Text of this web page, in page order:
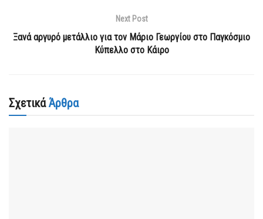
Next Post
Ξανά αργυρό μετάλλιο για τον Μάριο Γεωργίου στο Παγκόσμιο
Κύπελλο στο Κάιρο
ΣχετικάΆρθρα